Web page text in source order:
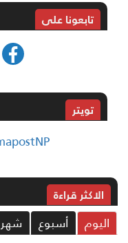
تابعونا على
تويتر
الاکثر قراءة
أسبوع شهر